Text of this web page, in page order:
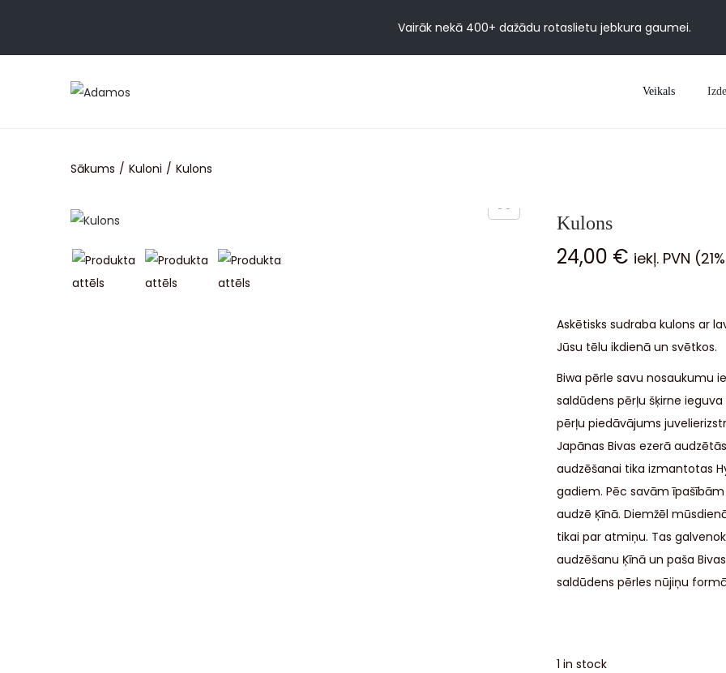
Vairāk nekā 400+ dažādu rotaslietu jebkura gaumei.
Veikals
Sākums / Kuloni / Kulons
Kulons
24,00 € iekļ. PVN
Askētisks sudraba kulons ar
Jūsu tēlu ikdienā un svētkos.
Biwa pērle savu nosaukumu
saldūdens pērļu šķirne
pērļu piedāvājums
Japānas Bivas ezerā
audzēšanai tika izmantotas
gadiem. Pēc savām
audzē Ķīnā. Diemžēl
tikai par atmiņu. Tas
audzēšanu Ķīnā un paša
saldūdens pērles nūjiņu
1 in stock